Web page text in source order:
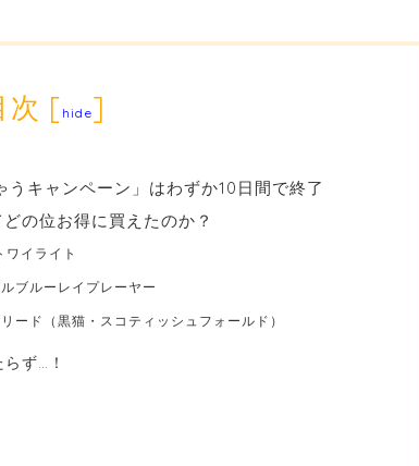
次 [ hide]
キャンペーン」はわずか10日間で終了
の位お得に買えたのか？
イライト
ブルーレイプレーヤー
ード（黒猫・スコティッシュフォールド）
ず…！